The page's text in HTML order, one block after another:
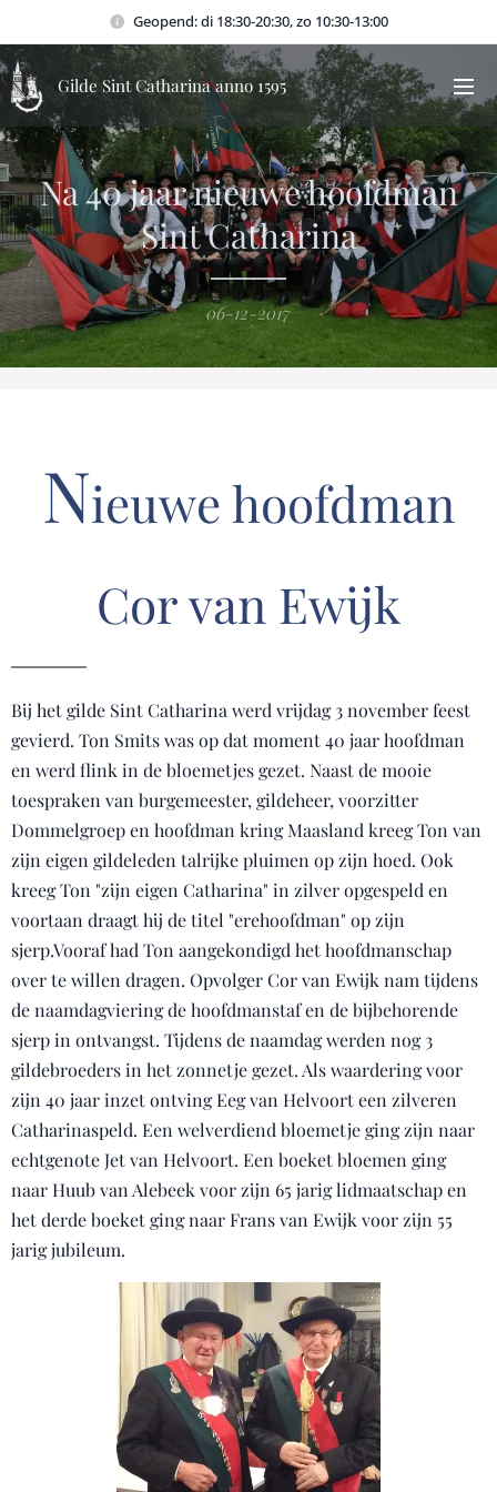
Geopend: di 18:30-20:30, zo 10:30-13:00
Gilde Sint Catharina anno 1595
Na 40 jaar nieuwe hoofdman
Sint Catharina
06-12-2017
Nieuwe hoofdman
Cor van Ewijk
Bij het gilde Sint Catharina werd vrijdag 3 november feest
gevierd. Ton Smits was op dat moment 40 jaar hoofdman
en werd flink in de bloemetjes gezet. Naast de mooie
toespraken van burgemeester, gildeheer, voorzitter
Dommelgroep en hoofdman kring Maasland kreeg Ton van
zijn eigen gildeleden talrijke pluimen op zijn hoed. Ook
kreeg Ton "zijn eigen Catharina" in zilver opgespeld en
voortaan draagt hij de titel "erehoofdman" op zijn
sjerp.Vooraf had Ton aangekondigd het hoofdmanschap
over te willen dragen. Opvolger Cor van Ewijk nam tijdens
de naamdagviering de hoofdmanstaf en de bijbehorende
sjerp in ontvangst. Tijdens de naamdag werden nog 3
gildebroeders in het zonnetje gezet. Als waardering voor
zijn 40 jaar inzet ontving Eeg van Helvoort een zilveren
Catharinaspeld. Een welverdiend bloemetje ging zijn naar
echtgenote Jet van Helvoort. Een boeket bloemen ging
naar Huub van Alebeek voor zijn 65 jarig lidmaatschap en
het derde boeket ging naar Frans van Ewijk voor zijn 55
jarig jubileum.